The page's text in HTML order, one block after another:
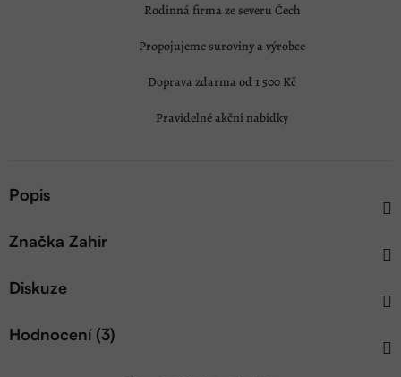
Rodinná firma ze severu Čech
Propojujeme suroviny a výrobce
Doprava zdarma od 1 500 Kč
Pravidelné akční nabídky
Popis
Značka Zahir
Diskuze
Hodnocení (3)